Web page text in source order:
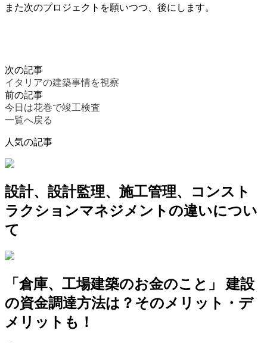
また次のプロジェクトを願いつつ、後にします。
次の記事
イタリアの建築事情を視察
前の記事
今日は花巻で竣工検査
一覧へ戻る
人気の記事
設計、設計監理、施工管理、コンスト
ラクションマネジメントの違いについ
て
「倉庫、工場建築のお金のこと」 建設
の資金調達方法は？そのメリット・デ
メリットも！